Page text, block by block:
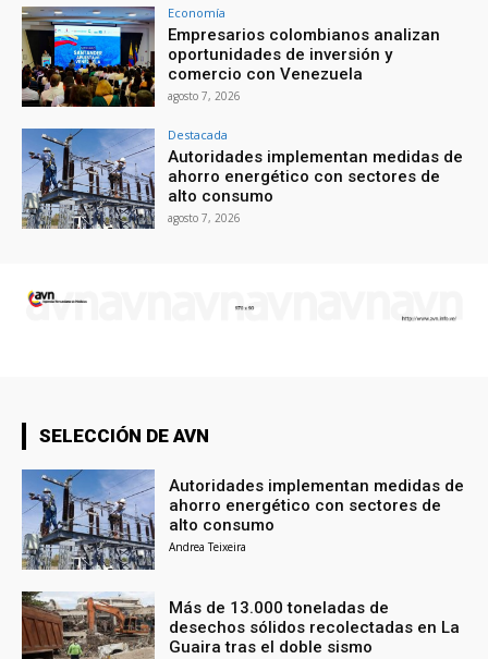
Economía
Empresarios colombianos analizan
oportunidades de inversión y
comercio con Venezuela
agosto 7, 2026
Destacada
Autoridades implementan medidas de
ahorro energético con sectores de
alto consumo
agosto 7, 2026
SELECCIÓN DE AVN
Autoridades implementan medidas de
ahorro energético con sectores de
alto consumo
Andrea Teixeira
Más de 13.000 toneladas de
desechos sólidos recolectadas en La
Guaira tras el doble sismo